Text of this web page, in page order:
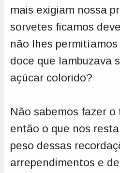
mais exigiam nossa
sorvetes ficamos
não lhes
doce que lambuzava
açúcar colorido?
Não sabemos fazer
então o que nos
peso dessas
arrependimentos e